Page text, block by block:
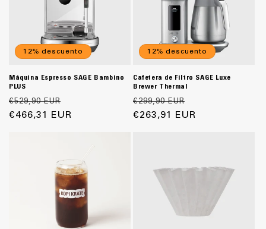
12% descuento
Máquina Espresso SAGE Bambino
PLUS
Precio
habitual
€529,90 EUR
de
€466,31 EUR
12% descuento
Cafetera de Filtro SAGE Luxe
Brewer Thermal
Precio
habitual
€299,90 EUR
de
€263,91 EUR